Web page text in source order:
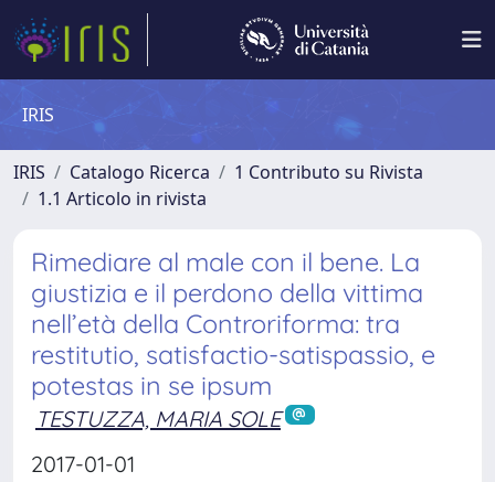
IRIS
IRIS Catalogo Ricerca
1 Contributo su Rivista
1.1 Articolo in rivista
Rimediare al male con il bene. La
giustizia e il perdono della vittima
nell’età della Controriforma: tra
restitutio, satisfactio-satispassio, e
potestas in se ipsum
TESTUZZA, MARIA SOLE
2017-01-01